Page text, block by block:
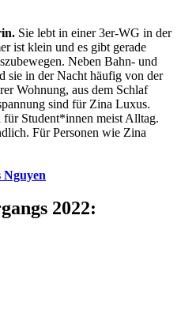
Sie lebt in einer 3er-WG in der
ist klein und es gibt gerade
Neben Bahn- und
sie in der Nacht häufig von der
Wohnung, aus dem Schlaf
sind für Zina Luxus.
Student*innen meist Alltag.
Für Personen wie Zina
Nguyen
2022: